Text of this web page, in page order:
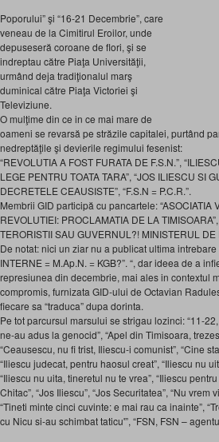
Poporului” şi “16-21 Decembrie”, care
veneau de la Cimitirul Eroilor, unde
depuseseră coroane de flori, şi se
indreptau către Piaţa Universităţii,
urmând deja tradiţionalul marş
duminical către Piaţa Victoriei şi
Televiziune.
O mulţime din ce in ce mai mare de
oameni se revarsă pe străzile capitalei, purtând
nedreptăţile şi devierile regimului fesenist:
“REVOLUTIA A FOST FURATA DE F.S.N.”,
LEGE PENTRU TOATA TARA”, “JOS ILIESCU SI
DECRETELE CEAUSISTE”, “F.S.N = P.C.R.”.
Membrii GID participă cu pancartele: “ASOCIATIA
REVOLUTIEI: PROCLAMATIA DE LA
TERORISTII SAU GUVERNUL?! MINISTERUL DE
De notat: nici un ziar nu a publicat ultima
INTERNE = M.Ap.N. = KGB?”. “, dar ideea de a
represiunea din decembrie, mai ales in contextul
compromis, furnizata GID-ului de Octavian
fiecare sa “traduca” dupa dorinta.
Pe tot parcursul marsului se strigau lozinci: “11-
ne-au adus la genocid”, “Apel din Timisoara,
“Ceausescu, nu fi trist, Iliescu-i comunist”, “Cine
“Iliescu judecat, pentru haosul creat”, “Iliescu nu
“Iliescu nu uita, tineretul nu te vrea”, “Iliescu
Chitac”, “Jos Iliescu”, “Jos Securitatea”, “Nu
“Tineti minte cinci cuvinte: e mai rau ca inainte”,
cu Nicu si-au schimbat taticu'”, “FSN, FSN –